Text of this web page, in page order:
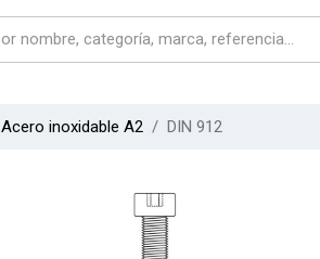
Acero inoxidable A2 DIN 912